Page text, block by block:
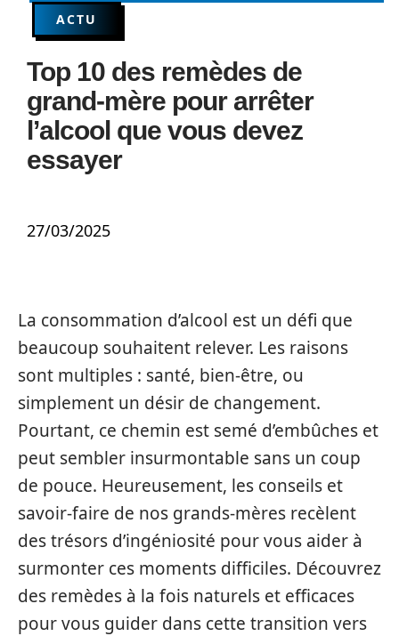
ACTU
Top 10 des remèdes de
grand-mère pour arrêter
l’alcool que vous devez
essayer
27/03/2025
La consommation d’alcool est un défi que
beaucoup souhaitent relever. Les raisons
sont multiples : santé, bien-être, ou
simplement un désir de changement.
Pourtant, ce chemin est semé d’embûches et
peut sembler insurmontable sans un coup
de pouce. Heureusement, les conseils et
savoir-faire de nos grands-mères recèlent
des trésors d’ingéniosité pour vous aider à
surmonter ces moments difficiles. Découvrez
des remèdes à la fois naturels et efficaces
pour vous guider dans cette transition vers